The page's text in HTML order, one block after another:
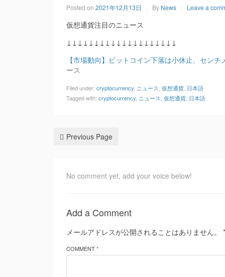
Posted on 2021年12月13日 By News Leave a
仮想通貨注目のニュース
↓↓↓↓↓↓↓↓↓↓↓↓↓↓↓↓↓↓↓↓
【市場動向】ビットコイン下落は小休止、セン
ース
Filed under: cryptocurrency ニュース 仮想通貨 日本語
Tagged with: cryptocurrency ニュース 仮想通貨 日本語
Previous Page
No comment yet, add your voice below!
Add a Comment
メールアドレスが公開されることはありません。 *
COMMENT *